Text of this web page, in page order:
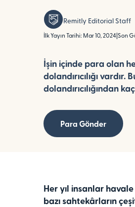
Remitly Editorial Staff
İlk Yayın Tarihi: Mar 10, 2024 Son
İşin içinde para olan
dolandırıcılığı
dolandırıcılığından
Para Gönder
Her yıl insanlar
bazı sahtekârların